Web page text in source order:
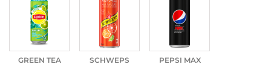
GREEN TEA SCHWEPS PEPSI MAX